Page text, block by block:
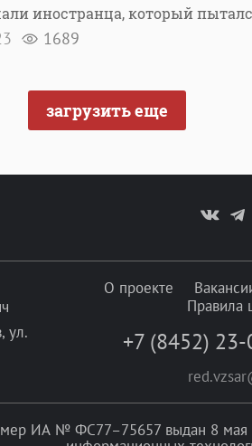
иностранца, который
1689
загрузить еще
ул.
О проекте
Правила
+7 (8452)
ИА № ФС77–75657 выдан 8 мая